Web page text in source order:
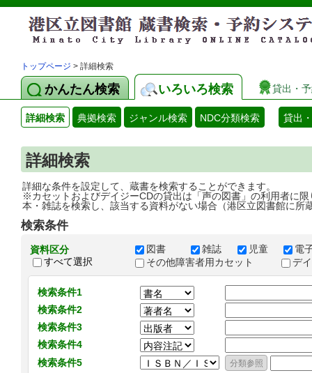
トップページ > 詳細検索
かんたん検索 いろいろ検索 貸出・
詳細検索 典拠検索 ジャンル検索 NDC分類検索 貸出
詳細検索
詳細な条件を設定して、蔵書を検索することができます。
※カセットおよびデイジーCDの貸出は「声の図書」の利用者に限
本・雑誌を検索し、該当する資料がない場合（港区立図書館に所
検索条件
資料区分
すべて選択
図書 雑誌 児童
電
その他障害者用カセット
デ
検索条件1
検索条件2
検索条件3
検索条件4
検索条件5